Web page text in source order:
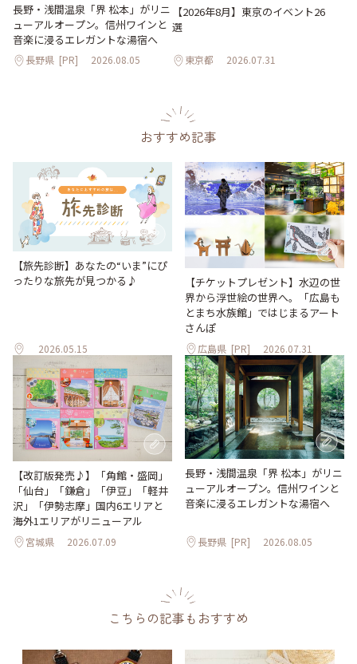
長野・浅間温泉「界 松本」がリニ
ューアルオープン。信州ワインと
音楽に浸るエレガントな湯宿へ
長野県 [PR] 2026.08.05
【2026年8月】東京のイベント26
選
東京都 2026.07.31
おすすめ記事
【旅先診断】あなたの“いま”にぴ
ったりな旅先が見つかる♪
2026.05.15
【チケットプレゼント】水辺の世
界から浮世絵の世界へ。「広島も
とまち水族館」ではじまるアート
さんぽ
広島県 [PR] 2026.07.31
【改訂版発売♪】「角館・盛岡」
「仙台」「鎌倉」「伊豆」「軽井
沢」「伊勢志摩」国内6エリアと
海外1エリアがリニューアル
宮城県 2026.07.09
長野・浅間温泉「界 松本」がリニ
ューアルオープン。信州ワインと
音楽に浸るエレガントな湯宿へ
長野県 [PR] 2026.08.05
こちらの記事もおすすめ